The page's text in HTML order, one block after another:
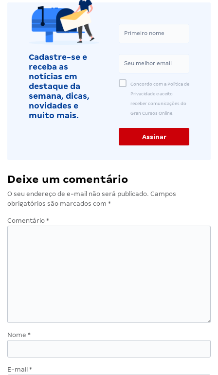
Cadastre-se e
receba as
notícias em
destaque da
semana, dicas,
novidades e
muito mais.
Concordo com a Política de
Privacidade e aceito
receber comunicações do
Gran Cursos Online.
Deixe um comentário
O seu endereço de e-mail não será publicado. Campos
obrigatórios são marcados com *
Comentário *
Nome *
E-mail *